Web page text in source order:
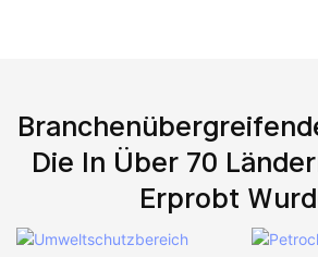
Die In Über 70
Erprobt